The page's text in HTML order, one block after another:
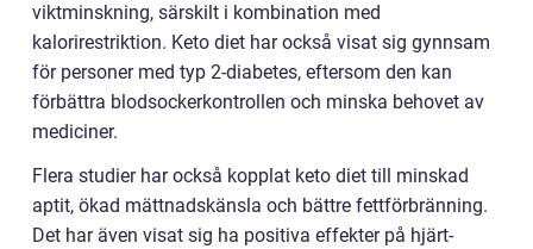
viktminskning, särskilt i kombination med
kalorirestriktion. Keto diet har också visat sig gynnsam
för personer med typ 2-diabetes, eftersom den kan
förbättra blodsockerkontrollen och minska behovet av
mediciner.
Flera studier har också kopplat keto diet till minskad
aptit, ökad mättnadskänsla och bättre fettförbränning.
Det har även visat sig ha positiva effekter på hjärt-